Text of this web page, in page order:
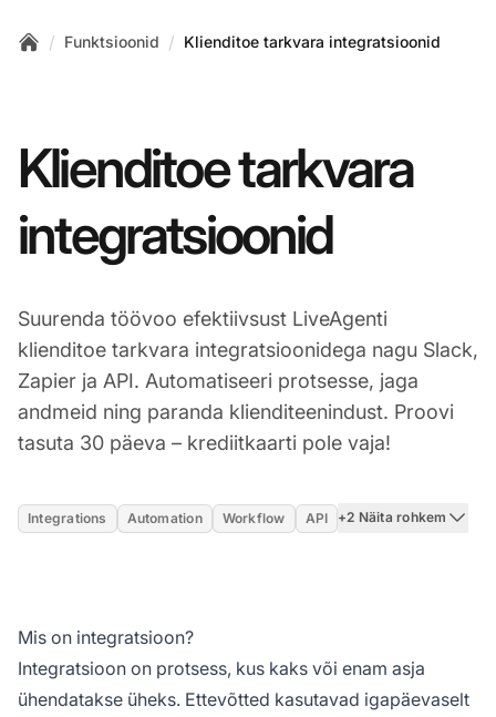
/ Funktsioonid / Klienditoe tarkvara integratsioonid
Klienditoe tarkvara
integratsioonid
Suurenda töövoo efektiivsust LiveAgenti
klienditoe tarkvara integratsioonidega nagu Slack,
Zapier ja API. Automatiseeri protsesse, jaga
andmeid ning paranda klienditeenindust. Proovi
tasuta 30 päeva – krediitkaarti pole vaja!
Integrations Automation Workflow API +2 Näita rohkem
Mis on integratsioon?
Integratsioon on protsess, kus kaks või enam asja
ühendatakse üheks. Ettevõtted kasutavad igapäevaselt